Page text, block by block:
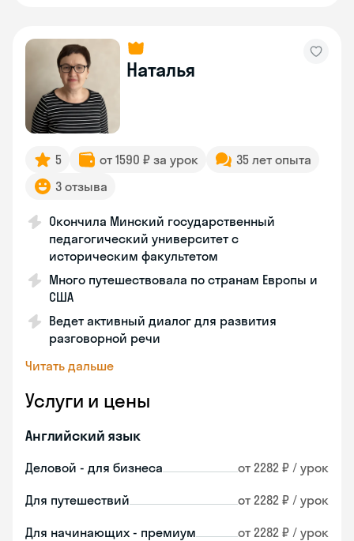
Наталья
5 от 1590 ₽ за урок
35 лет опыта
3 отзыва
Окончила Минский государственный
педагогический университет с
историческим факультетом
Много путешествовала по странам Европы и
США
Ведет активный диалог для развития
разговорной речи
Читать дальше
Услуги и цены
Английский язык
Деловой - для бизнеса от 2282 ₽ / урок
Для путешествий от 2282 ₽ / урок
Для начинающих - премиум от 2282 ₽ / урок